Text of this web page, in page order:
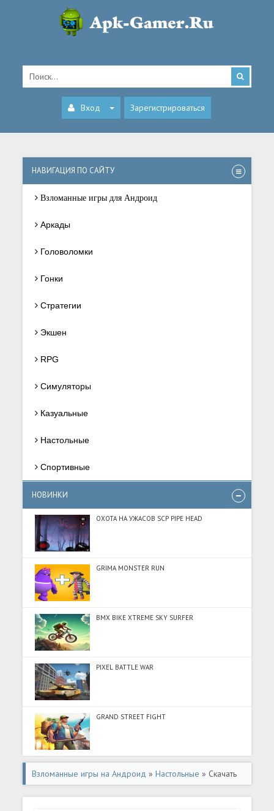
Вход Зарегистрироваться
НАВИГАЦИЯ ПО САЙТУ
Взломанные игры для Андроид
Аркады
Головоломки
Гонки
Стратегии
Экшен
RPG
Симуляторы
Казуальные
Настольные
Спортивные
НОВИНКИ
ОХОТА НА УЖАСОВ SCP PIPE HEAD
GRIMA MONSTER RUN
BMX BIKE XTREME SKY SURFER
PIXEL BATTLE WAR
GRAND STREET FIGHT
Взломанные игры на Андроид »Настольные » Скачать
Шахматы - игра против ИИ (Разблокировано все) на